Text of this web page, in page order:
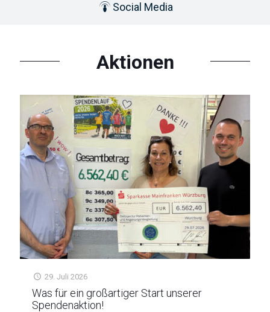
Social Media
Aktionen
29. Juli 2026
Was für ein großartiger Start unserer
Spendenaktion!